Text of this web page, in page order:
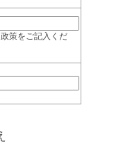
策をご記入くだ